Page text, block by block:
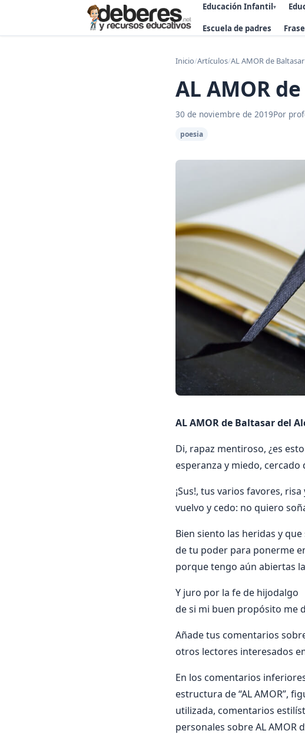
Educación Infantil▾
Escuela de padres
Inicio/Artículos/AL AMOR de
AL AMOR
30 de noviembre de 2019Por
poesia
AL AMOR de Baltasar del
Di, rapaz mentiroso, ¿es
esperanza y miedo,
¡Sus!, tus varios favores,
vuelvo y cedo: no quiero
Bien siento las heridas y que
de tu poder para ponerme
porque tengo aún abiertas
Y juro por la fe de hijodalgo
de si mi buen propósito me
Añade tus comentarios
otros lectores interesados
En los comentarios
estructura de “AL AMOR”,
utilizada, comentarios
personales sobre AL AMOR